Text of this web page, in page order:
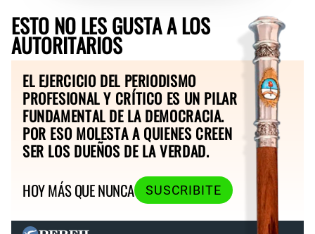
ESTO NO LES GUSTA A LOS
AUTORITARIOS
EL EJERCICIO DEL PERIODISMO
PROFESIONAL Y CRÍTICO ES UN PILAR
FUNDAMENTAL DE LA DEMOCRACIA.
POR ESO MOLESTA A QUIENES CREEN
SER LOS DUEÑOS DE LA VERDAD.
HOY MÁS QUE NUNCA
SUSCRIBITE